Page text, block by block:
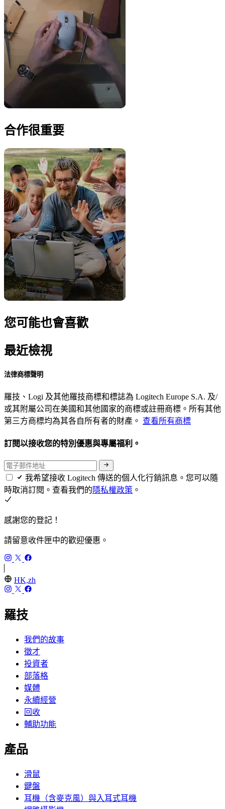
合作很重要
您可能也會喜歡
最近檢視
法律商標聲明
羅技、Logi 及其他羅技商標和標誌為 Logitech Europe S.A. 及/
或其附屬公司在美國和其他國家的商標或註冊商標。所有其他
第三方商標均為其各自所有者的財產。 查看所有商標
訂閱以接收您的特別優惠與專屬福利。
我希望接收 Logitech 傳送的個人化行銷訊息。您可以隨
時取消訂閱。查看我們的隱私權政策 。
感謝您的登記！
請留意收件匣中的歡迎優惠。
HK,zh
羅技
我們的故事
徵才
投資者
部落格
媒體
永續經營
回收
輔助功能
產品
滑鼠
鍵盤
耳機（含麥克風）與入耳式耳機